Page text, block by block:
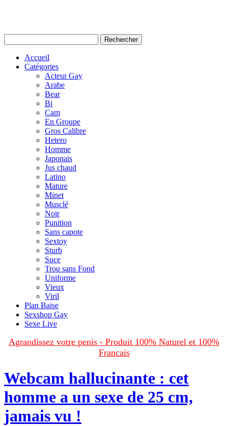
Accueil
Catégories
Acteur Gay
Arabe
Bear
Bi
Cam
En Groupe
Gros Calibre
Hetero
Homme
Japonais
Jus chaud
Latino
Mature
Minet
Musclé
Noir
Punition
Sans capote
Sextoy
Sturb
Suce
Trou sans Fond
Uniforme
Vieux
Viril
Plan Baise
Sexshop Gay
Sexe Live
Agrandissez votre penis - Produit 100% Naturel et 100%
Francais
Webcam hallucinante : cet
homme a un sexe de 25 cm,
jamais vu !